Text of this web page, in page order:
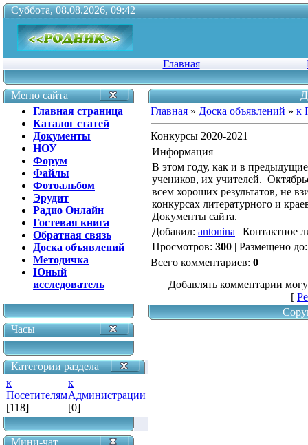
Суббота, 08.08.2026, 09:42
Главная
Меню сайта
Главная страница
Каталог статей
Документы
НОУ
Форум
Файлы
Фотоальбом
Эрудит
Радио Онлайн
Гостевая книга
Обратная связь
Доска объявлений
Методичка
Юный
исследователь
Часы
Категории раздела
к
Посетителям
[118]
к
Администрации
[0]
Мини-чат
Главная » Доска объявлений » к
Конкурсы 2020-2021
Информация |
В этом году, как и в
учеников, их учителей.
всем хороших результатов, не
конкурсах литературного и
Документы сайта.
Добавил: antonina | Контактное
Просмотров: 300 | Размещено до
Всего комментариев: 0
Добавлять комментарии
[